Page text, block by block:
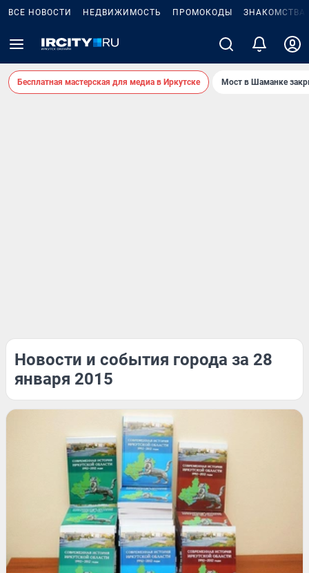
ВСЕ НОВОСТИ НЕДВИЖИМОСТЬ ПРОМОКОДЫ ЗНАКОМСТВА
Бесплатная мастерская для медиа в Иркутске Мост в Шаманке
Новости и события города за 28
января 2015